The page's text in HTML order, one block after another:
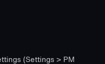
(Settings > PM